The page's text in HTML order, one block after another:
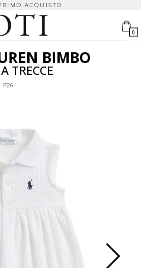
ACQUISTO
0
BIMBO
TRECCE
P26